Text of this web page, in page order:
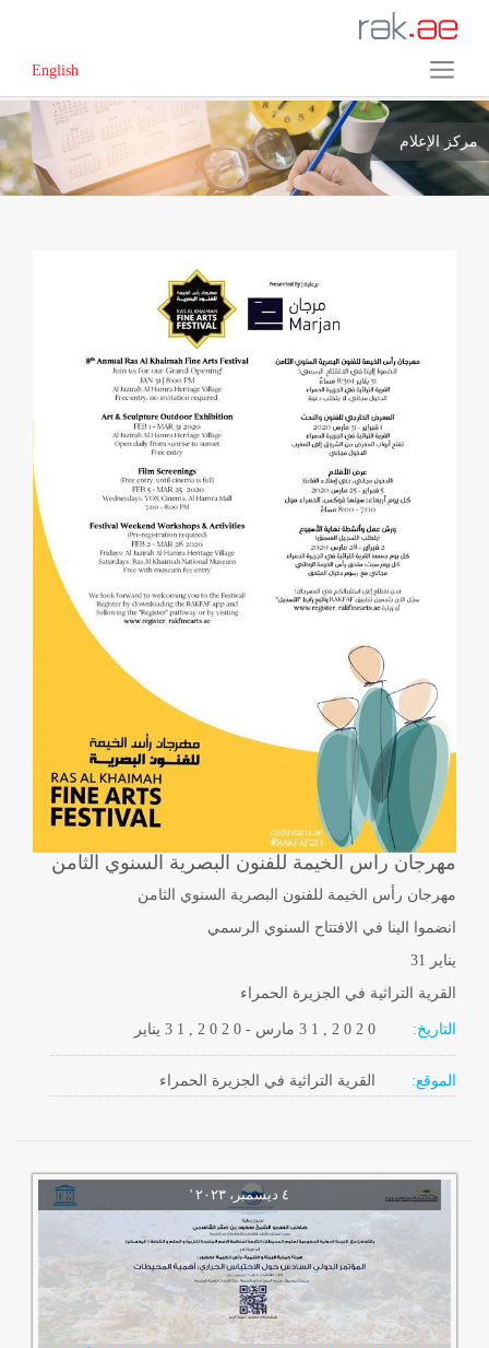
English
مركز الإعلام
مهرجان راس الخيمة للفنون البصرية السنوي الثامن
مهرجان رأس الخيمة للفنون البصرية السنوي الثامن
انضموا الينا في الافتتاح السنوي الرسمي
يناير 31
القرية التراثية في الجزيرة الحمراء
التاريخ: 3 1 , 2 0 2 0- مارس 3 1 , 2 0 2 0
الموقع: القرية التراثية في الجزيرة الحمراء